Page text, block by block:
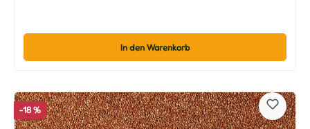
In den Warenkorb
-18 %